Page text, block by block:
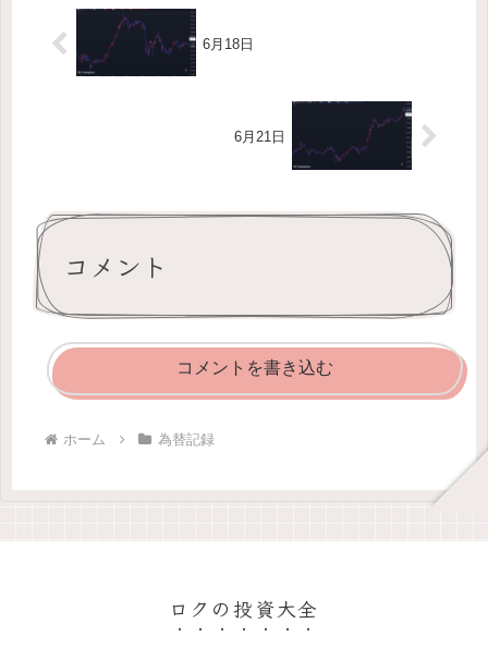
6月18日
6月21日
コメント
コメントを書き込む
ホーム 為替記録
ロクの投資大全